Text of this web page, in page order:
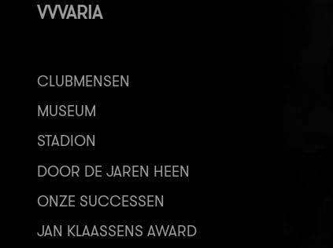
VVVARIA
CLUBMENSEN
MUSEUM
STADION
DOOR DE JAREN HEEN
ONZE SUCCESSEN
JAN KLAASSENS AWARD